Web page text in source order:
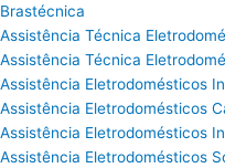
Brastécnica
Assistência Técnica
Assistência Técnica
Assistência Eletrodomésticos
Assistência Eletrodomésticos
Assistência Eletrodomésticos
Assistência Eletrodomésticos